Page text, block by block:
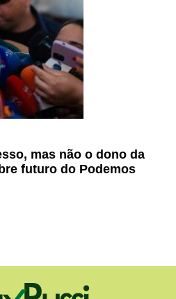
mas não o dono da
futuro do Podemos